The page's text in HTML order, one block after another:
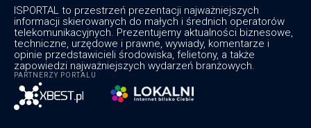
ISPORTAL to przestrzeń prezentacji najważniejszych
informacji skierowanych do małych i średnich operatorów
telekomunikacyjnych. Prezentujemy aktualności biznesowe,
techniczne, urzędowe i prawne, wywiady, komentarze i
opinie przedstawicieli środowiska, felietony, a także
zapowiedzi najważniejszych wydarzeń branżowych.
PARTNERZY PORTALU